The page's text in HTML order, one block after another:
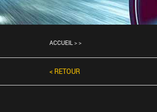
ACCUEIL >>
< RETOUR